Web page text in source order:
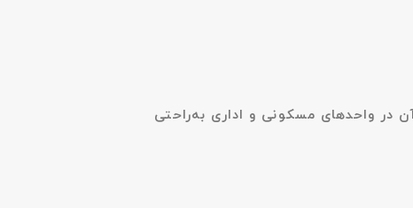
در واحدهای مسکونی و اداری به‌راحتی